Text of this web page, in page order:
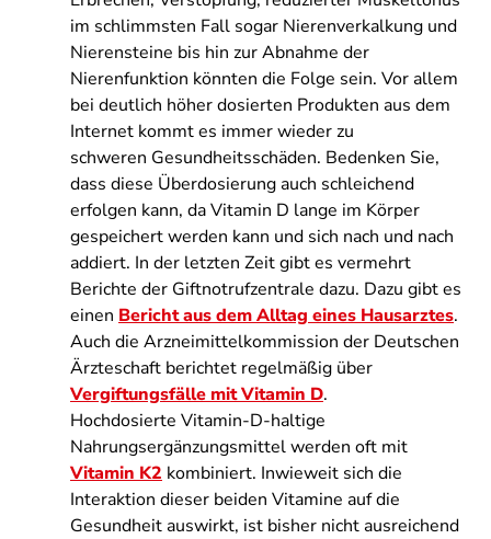
im schlimmsten Fall sogar Nierenverkalkung und
Nierensteine bis hin zur Abnahme der
Nierenfunktion könnten die Folge sein. Vor allem
bei deutlich höher dosierten Produkten aus dem
Internet kommt es immer wieder zu
schweren Gesundheitsschäden. Bedenken Sie,
dass diese Überdosierung auch schleichend
erfolgen kann, da Vitamin D lange im Körper
gespeichert werden kann und sich nach und nach
addiert. In der letzten Zeit gibt es vermehrt
Berichte der Giftnotrufzentrale dazu. Dazu gibt es
einen Bericht aus dem Alltag eines Hausarztes.
Auch die Arzneimittelkommission der Deutschen
Ärzteschaft berichtet regelmäßig über
Vergiftungsfälle mit Vitamin D.
Hochdosierte Vitamin-D-haltige
Nahrungsergänzungsmittel werden oft mit
Vitamin K2 kombiniert. Inwieweit sich die
Interaktion dieser beiden Vitamine auf die
Gesundheit auswirkt, ist bisher nicht ausreichend